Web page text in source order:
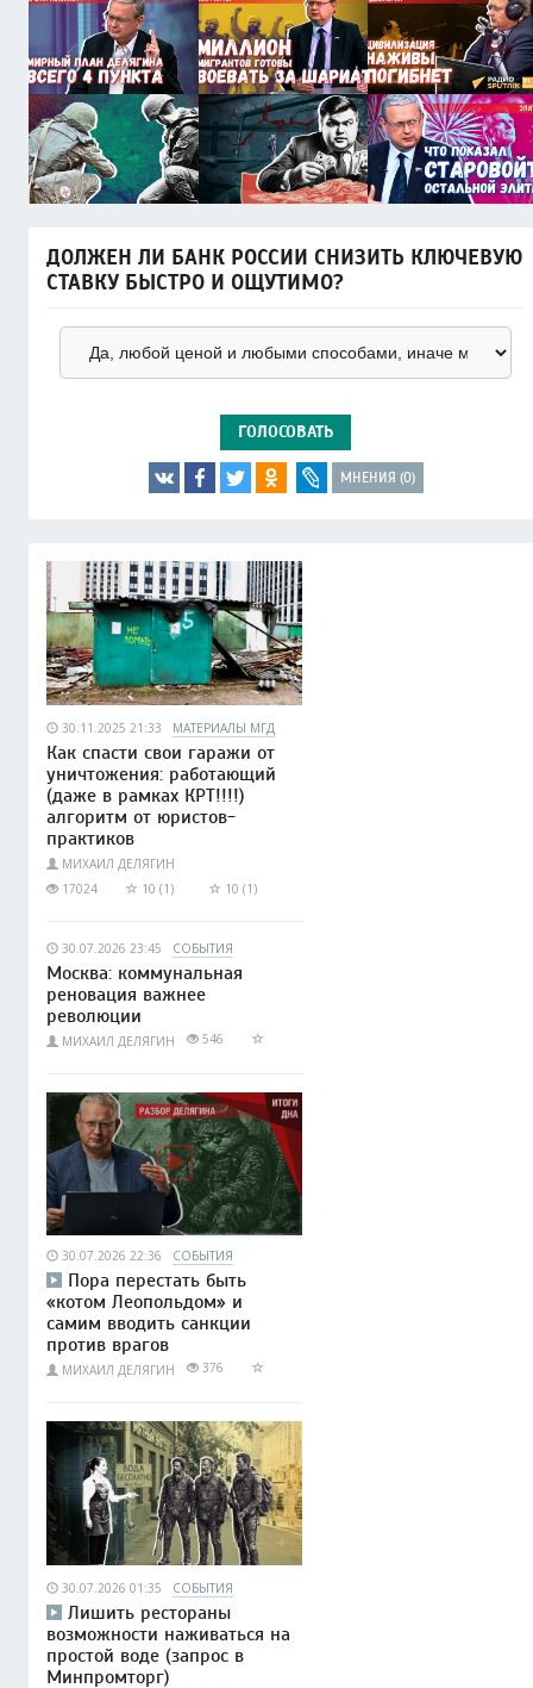
ДОЛЖЕН ЛИ БАНК РОССИИ СНИЗИТЬ КЛЮЧЕВУЮ
СТАВКУ БЫСТРО И ОЩУТИМО?
ГОЛОСОВАТЬ
МНЕНИЯ (0)
30.11.2025 21:33 МАТЕРИАЛЫ МГД
Как спасти свои гаражи от
уничтожения: работающий
(даже в рамках КРТ!!!!)
алгоритм от юристов-
практиков
МИХАИЛ ДЕЛЯГИН
17024
10 (1) 10 (1)
30.07.2026 23:45 СОБЫТИЯ
Москва: коммунальная
реновация важнее
революции
МИХАИЛ ДЕЛЯГИН 546
30.07.2026 22:36 СОБЫТИЯ
Пора перестать быть
«котом Леопольдом» и
самим вводить санкции
против врагов
МИХАИЛ ДЕЛЯГИН 376
30.07.2026 01:35 СОБЫТИЯ
Лишить рестораны
возможности наживаться на
простой воде (запрос в
Минпромторг)